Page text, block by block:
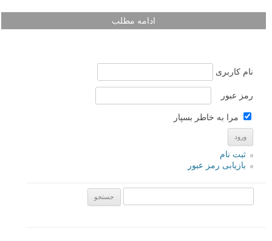
ادامه مطلب
نام کاربری
رمز عبور
مرا به خاطر بسپار
ثبت نام
بازیابی رمز عبور